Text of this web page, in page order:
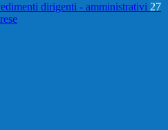
dirigenti - amministrativi 27